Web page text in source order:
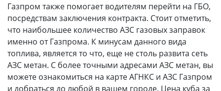
Газпром также помогает водителям перейти на ГБО,
посредствам заключения контракта. Стоит отметить,
что наибольшее количество АЗС газовых заправок
именно от Газпрома. К минусам данного вида
топлива, является то что, еще не столь развита сеть
АЗС метан. С более точными адресами АЗС метан, вы
можете ознакомиться на карте АГНКС и АЗС Газпром
и добраться до любой в вашем городе. Цена куба за